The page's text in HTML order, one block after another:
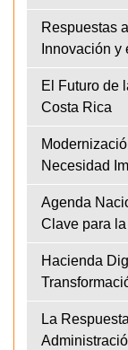
Respuestas
Innovación
El Futuro de
Costa Rica
Necesidad
Agenda
Clave para
Hacienda
La